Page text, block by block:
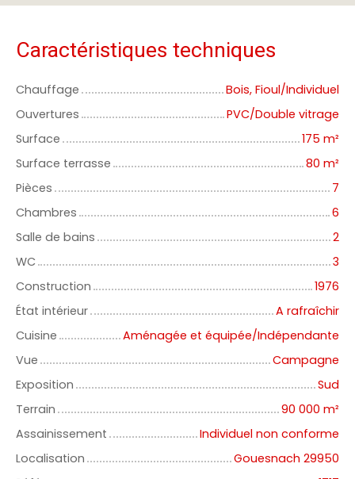
Caractéristiques techniques
Chauffage
Bois, Fioul/Individuel
Ouvertures
PVC/Double vitrage
Surface
175 m²
Surface terrasse
80 m²
Pièces
7
Chambres
6
Salle de bains
2
WC
3
Construction
1976
État intérieur
A rafraîchir
Cuisine
Aménagée et équipée/Indépendante
Vue
Campagne
Exposition
Sud
Terrain
90 000 m²
Assainissement
Individuel non conforme
Localisation
Gouesnach 29950